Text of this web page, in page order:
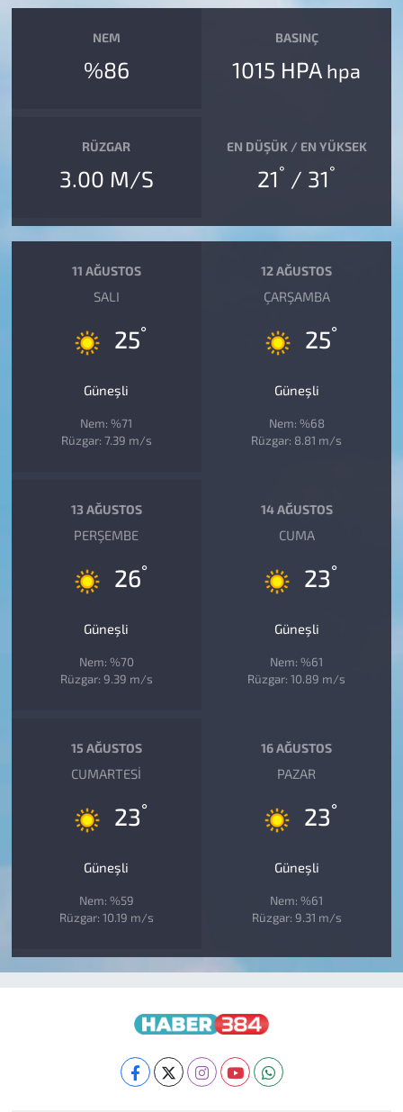
NEM
%86
BASINÇ
1015 HPA hpa
RÜZGAR
3.00 M/S
EN DÜŞÜK / EN YÜKSEK
21° / 31°
11 AĞUSTOS
SALI
25°
Güneşli
Nem: %71
Rüzgar: 7.39 m/s
12 AĞUSTOS
ÇARŞAMBA
25°
Güneşli
Nem: %68
Rüzgar: 8.81 m/s
13 AĞUSTOS
PERŞEMBE
26°
Güneşli
Nem: %70
Rüzgar: 9.39 m/s
14 AĞUSTOS
CUMA
23°
Güneşli
Nem: %61
Rüzgar: 10.89 m/s
15 AĞUSTOS
CUMARTESI
23°
Güneşli
Nem: %59
Rüzgar: 10.19 m/s
16 AĞUSTOS
PAZAR
23°
Güneşli
Nem: %61
Rüzgar: 9.31 m/s